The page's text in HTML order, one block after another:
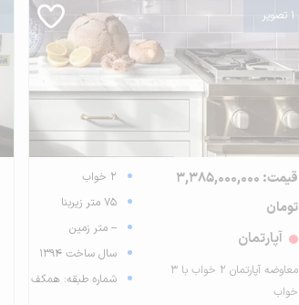
1 تصویر
قیمت: 3,385,000,000
تومان
آپارتمان
معاوضه آپارتمان ۲ خواب با ۳
خواب
2 خواب
75 متر زیربنا
-- متر زمین
سال ساخت 1394
شماره طبقه: همکف